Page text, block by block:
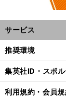
サービス
推奨環境
集英社ID・スポ
利用規約・会員